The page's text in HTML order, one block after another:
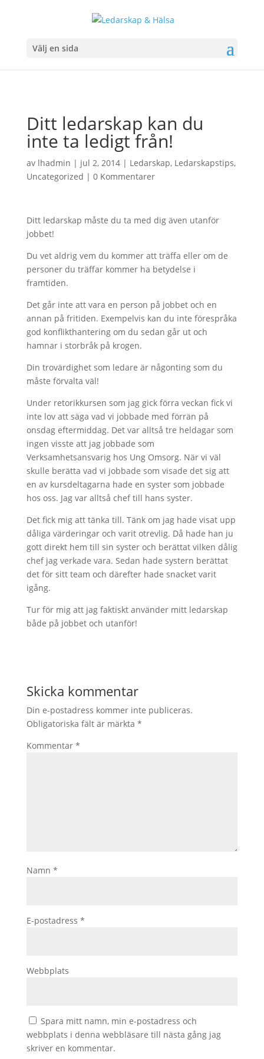
Välj en sida
Ditt ledarskap kan du
inte ta ledigt från!
av lhadmin | jul 2, 2014| Ledarskap, Ledarskapstips,
Uncategorized | 0 Kommentarer
Ditt ledarskap måste du ta med dig även utanför
jobbet!
Du vet aldrig vem du kommer att träffa eller om de
personer du träffar kommer ha betydelse i
framtiden.
Det går inte att vara en person på jobbet och en
annan på fritiden. Exempelvis kan du inte förespråka
god konflikthantering om du sedan går ut och
hamnar i storbråk på krogen.
Din trovärdighet som ledare är någonting som du
måste förvalta väl!
Under retorikkursen som jag gick förra veckan fick vi
inte lov att säga vad vi jobbade med förrän på
onsdag eftermiddag. Det var alltså tre heldagar som
ingen visste att jag jobbade som
Verksamhetsansvarig hos Ung Omsorg. När vi väl
skulle berätta vad vi jobbade som visade det sig att
en av kursdeltagarna hade en syster som jobbade
hos oss. Jag var alltså chef till hans syster.
Det fick mig att tänka till. Tänk om jag hade visat upp
dåliga värderingar och varit otrevlig. Då hade han ju
gott direkt hem till sin syster och berättat vilken dålig
chef jag verkade vara. Sedan hade systern berättat
det för sitt team och därefter hade snacket varit
igång.
Tur för mig att jag faktiskt använder mitt ledarskap
både på jobbet och utanför!
Skicka kommentar
Din e-postadress kommer inte publiceras.
Obligatoriska fält är märkta *
Kommentar *
Namn *
E-postadress *
Webbplats
Spara mitt namn, min e-postadress och
webbplats i denna webbläsare till nästa gång jag
skriver en kommentar.